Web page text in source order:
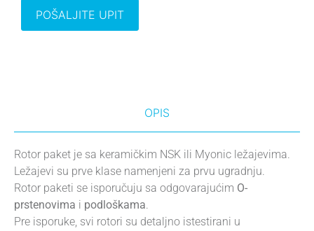
POŠALJITE UPIT
OPIS
Rotor paket je sa keramičkim NSK ili Myonic ležajevima.
Ležajevi su prve klase namenjeni za prvu ugradnju.
Rotor paketi se isporučuju sa odgovarajućim O-
prstenovima i podloškama.
Pre isporuke, svi rotori su detaljno istestirani u